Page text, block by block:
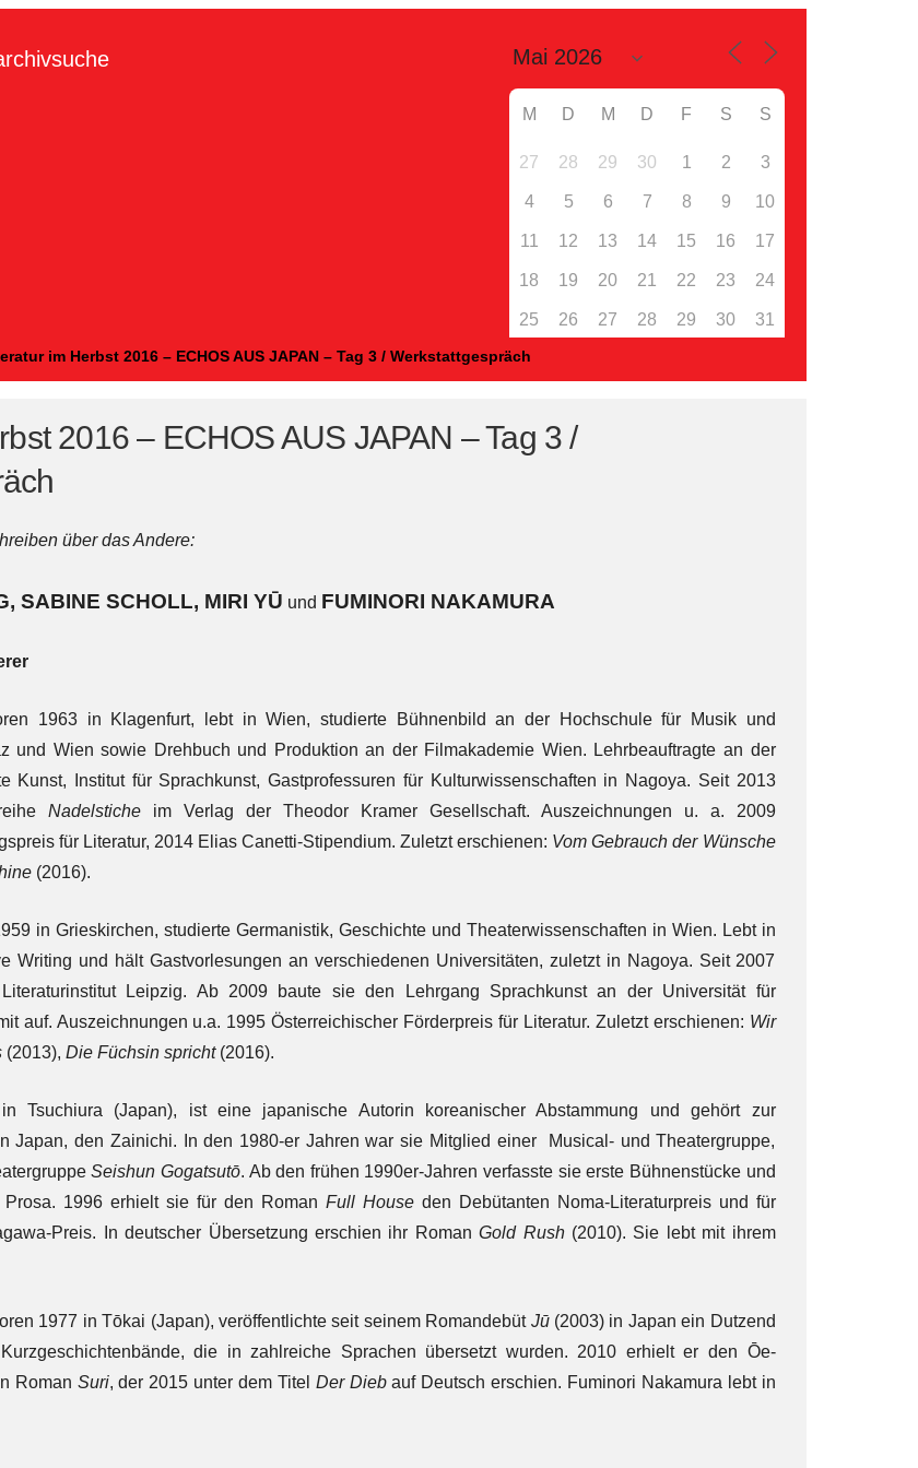
M D M D F S S
27 28 29 30 1 2 3
4 5 6 7 8 9 10
11 12 13 14 15 16 17
18 19 20 21 22 23 24
25 26 27 28 29 30 31
im Herbst 2016 – ECHOS AUS JAPAN – Tag 3 / Werkstattgespräch
2016 – ECHOS AUS JAPAN – Tag 3 /
über das Andere:
SABINE SCHOLL, MIRI YŪ und FUMINORI NAKAMURA
1963 in Klagenfurt, lebt in Wien, studierte Bühnenbild an der Hochschule für Musik und
und Wien sowie Drehbuch und Produktion an der Filmakademie Wien. Lehrbeauftragte an der
Kunst, Institut für Sprachkunst, Gastprofessuren für Kulturwissenschaften in Nagoya. Seit 2013
Nadelstiche im Verlag der Theodor Kramer Gesellschaft. Auszeichnungen u. a. 2009
für Literatur, 2014 Elias Canetti-Stipendium. Zuletzt erschienen: Vom Gebrauch der Wünsche
(2016).
in Grieskirchen, studierte Germanistik, Geschichte und Theaterwissenschaften in Wien. Lebt in
Writing und hält Gastvorlesungen an verschiedenen Universitäten, zuletzt in Nagoya. Seit 2007
Leipzig. Ab 2009 baute sie den Lehrgang Sprachkunst an der Universität für
auf. Auszeichnungen u.a. 1995 Österreichischer Förderpreis für Literatur. Zuletzt erschienen: Wir
(2013),Die Füchsin spricht(2016).
Tsuchiura (Japan), ist eine japanische Autorin koreanischer Abstammung und gehört zur
Japan, den Zainichi. In den 1980-er Jahren war sie Mitglied einer Musical- und Theatergruppe,
Seishun Gogatsutō. Ab den frühen 1990er-Jahren verfasste sie erste Bühnenstücke und
1996 erhielt sie für den Roman Full Houseden Debütanten Noma-Literaturpreis und für
Preis. In deutscher Übersetzung erschien ihr RomanGold Rush(2010). Sie lebt mit ihrem
1977 in Tōkai (Japan), veröffentlichte seit seinem Romandebüt Jū (2003) in Japan ein Dutzend
die in zahlreiche Sprachen übersetzt wurden. 2010 erhielt er den Ōe-
Roman Suri, der 2015 unter dem Titel Der Diebauf Deutsch erschien. Fuminori Nakamura lebt in